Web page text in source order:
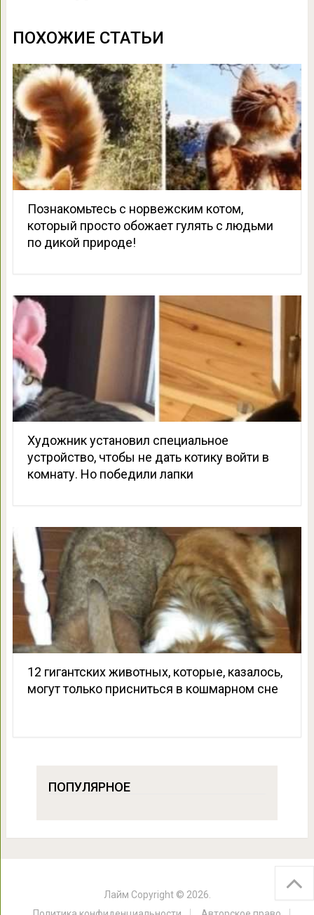
ПОХОЖИЕ СТАТЬИ
Познакомьтесь с норвежским котом,
который просто обожает гулять с людьми
по дикой природе!
Художник установил специальное
устройство, чтобы не дать котику войти в
комнату. Но победили лапки
12 гигантских животных, которые, казалось,
могут только присниться в кошмарном сне
ПОПУЛЯРНОЕ
Лайм Copyright © 2026.